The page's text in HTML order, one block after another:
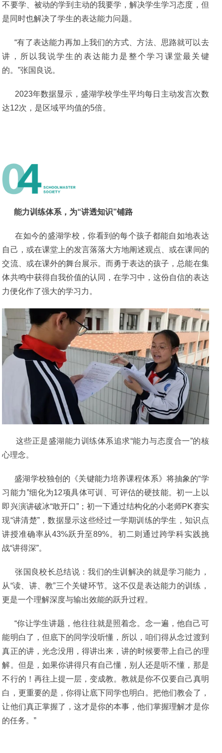
不要学、被动的学到主动的我要学，解决学生学习态度，但
是同时也解决了学生的表达能力问题。
“有了表达能力再加上我们的方式、方法、思路就可以去
讲，所以我说学生的表达能力是整个学习课堂最关键
的。”张国良说。
2023年数据显示，盛湖学校学生平均每日主动发言次数
达12次，是区域平均值的5倍。
能力训练体系，为“讲透知识”铺路
在如今的盛湖学校，你看到的每个孩子都能自如地表达
自己，或在课堂上的发言落落大方地阐述观点、或在课间的
交流、或在课外的舞台展示。而勇于表达的孩子，总能在集
体共鸣中获得自我价值的认同，在学习中，这份自信的表达
力便化作了强大的学习力。
这些正是盛湖能力训练体系追求“能力与态度合一”的核
心理念。
盛湖学校独创的《关键能力培养课程体系》将抽象的“学
习能力”细化为12项具体可训、可评估的硬技能。初一上以
即兴演讲破冰“敢开口”；初一下通过结构化的小老师PK赛实
现“讲清楚”，数据显示这些经过一学期训练的学生，知识点
讲授准确率从43%跃升至89%。初二则通过跨学科实践挑
战“讲得深”。
张国良校长总结说：我们的生训解决的就是学习能力，
从“读、讲、教”三个关键环节。这不仅是表达能力的训练，
更是一个理解深度与输出效能的跃升过程。
“你让学生讲题，他往往就是照着念。念一遍，他自己可
能明白了，但底下的同学没听懂，所以，咱们得从念过渡到
真正的讲，光念没用，得讲出来，讲的时候要带上自己的理
解。但是，如果你讲得只有自己懂，别人还是听不懂，那是
不行的！再往上提一层，变成教。教就是你不仅要自己真明
白，更重要的是，你得让底下同学也明白。把他们教会了，
让他们真正掌握了，这才是你的本事，他们掌握理解才是你
的任务。”